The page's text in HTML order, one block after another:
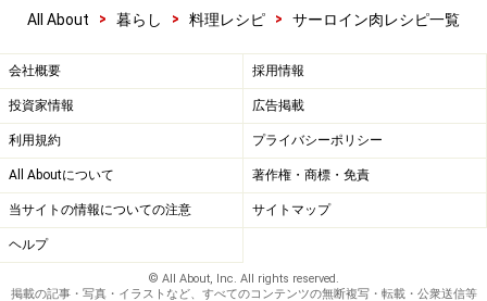
All About > 暮らし > 料理レシピ > サーロイン肉レシピ一覧
会社概要 採用情報
投資家情報 広告掲載
利用規約 プライバシーポリシー
All Aboutについて 著作権・商標・免責
当サイトの情報についての注意 サイトマップ
ヘルプ
© All About, Inc. All rights reserved.
掲載の記事・写真・イラストなど、すべてのコンテンツの無断複写・転載・公衆送信等